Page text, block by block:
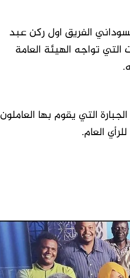
الفريق اول ركن عبد
التي تواجه الهيئة العامة
التي يقوم بها العاملون
العام.